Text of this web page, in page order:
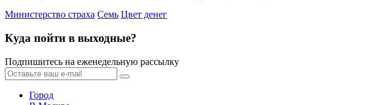
Министерство страха Семь Цвет денег
Куда пойти в выходные?
Подпишитесь на еженедельную рассылку
Город